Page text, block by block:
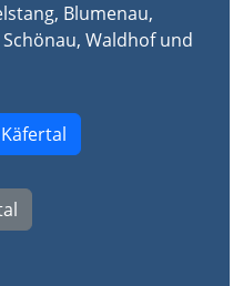
Blumenau,
Waldhof und